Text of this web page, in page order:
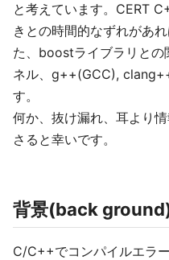
と考えています。CERT
きとの時間的なずれがあ
た、boostライブラリとの
ネル、g++(GCC),
す。
何か、抜け漏れ、耳より
さると幸いです。
背景(back
C/C++でコンパイルエラ